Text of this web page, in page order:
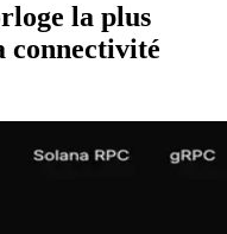
la plus
connectivité